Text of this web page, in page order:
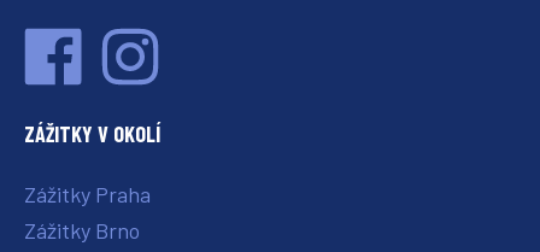
ZÁŽITKY V OKOLÍ
Zážitky Praha
Zážitky Brno